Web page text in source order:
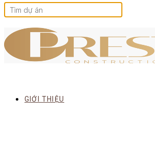
GIỚI THIỆU